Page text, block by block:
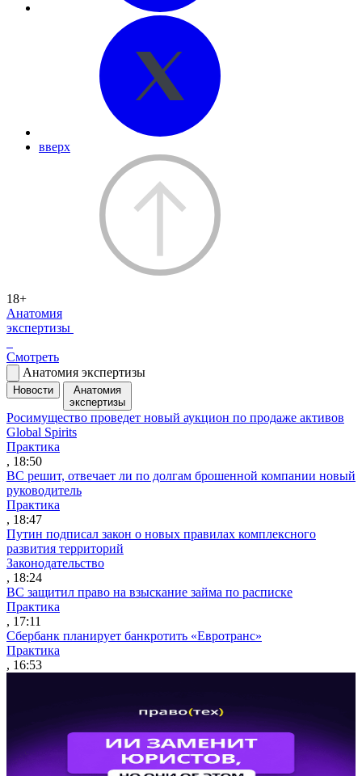
вверх
18+
Анатомия
экспертизы
Смотреть
Анатомия экспертизы
Новости
Анатомия
экспертизы
Росимущество проведет новый аукцион по продаже активов
Global Spirits
Практика
, 18:50
ВС решит, отвечает ли по долгам брошенной компании новый
руководитель
Практика
, 18:47
Путин подписал закон о новых правилах комплексного
развития территорий
Законодательство
, 18:24
ВС защитил право на взыскание займа по расписке
Практика
, 17:11
Сбербанк планирует банкротить «Евротранс»
Практика
, 16:53